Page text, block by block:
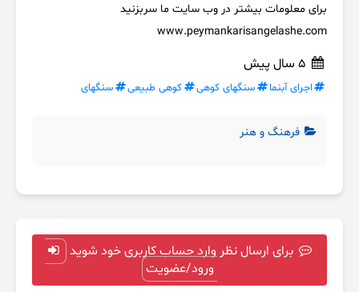
برای معلومات بیشتر در وب سایت ما سربزنید
www.peymankarisangelashe.com
اجرای آبنما سنگهای کوهی کوهی طبیعی سنگهای
فرهنگ و هنر
برای ارسال نظر وارد حساب کاربری خود شوید
ورود/عضویت